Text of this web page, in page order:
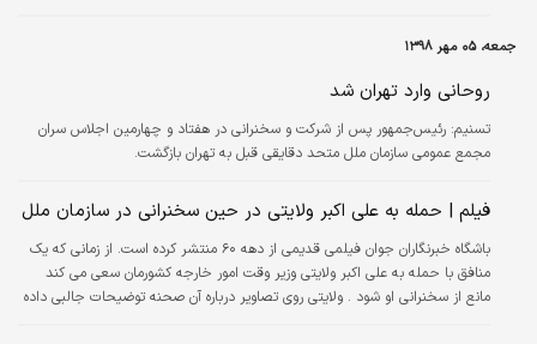
اساتید دانشگاه آزاد شد
جمعه، ۰۵ مهر ۱۳۹۸
روحانی وارد تهران شد
تسنیم: رئیس‌جمهور پس از شرکت و سخنرانی در هفتاد و چهارمین اجلاس سران
مجمع عمومی سازمان ملل متحد دقایقی قبل به تهران بازگشت.
فیلم | حمله به علی اکبر ولایتی در حین سخنرانی در سازمان ملل
باشگاه خبرنگاران جوان فیلمی قدیمی از دهه ۶۰ منتشر کرده است. از زمانی که یک
منافق با حمله به علی اکبر ولایتی وزیر وقت امور خارجه کشورمان سعی می کند
مانع از سخنرانی او شود . ولایتی روی تصاویر درباره آن صحنه توضیحات جالبی داده